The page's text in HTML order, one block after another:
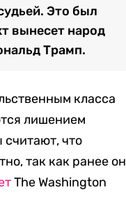
Это был
вынесет народ
Трамп.
класса
лишением
считают, что
так как ранее он
The Washington